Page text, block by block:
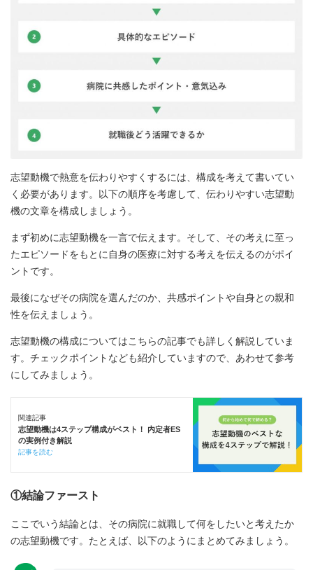
志望動機で熱意を伝わりやすくするには、構成を考えて書いてい
く必要があります。以下の順序を考慮して、伝わりやすい志望動
機の文章を構成しましょう。
まず初めに志望動機を一言で伝えます。そして、その考えに至っ
たエピソードをもとに自身の医療に対する考えを伝えるのがポイ
ントです。
最後になぜその病院を選んだのか、共感ポイントや自身との親和
性を伝えましょう。
志望動機の構成についてはこちらの記事でも詳しく解説していま
す。チェックポイントなども紹介していますので、あわせて参考
にしてみましょう。
関連記事
志望動機は4ステップ構成がベスト！ 内定者ES
の実例付き解説
記事を読む
①結論ファースト
ここでいう結論とは、その病院に就職して何をしたいと考えたか
の志望動機です。たとえば、以下のようにまとめてみましょう。